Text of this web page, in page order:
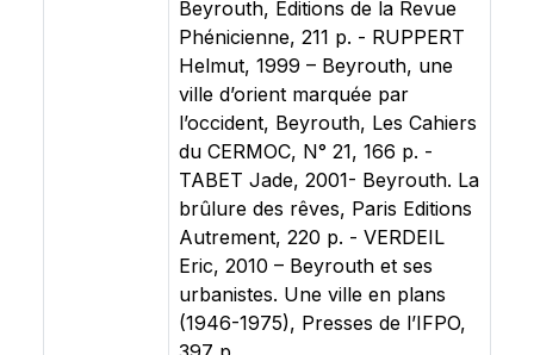
Beyrouth, Editions de la Revue
Phénicienne, 211 p. - RUPPERT
Helmut, 1999 – Beyrouth, une
ville d’orient marquée par
l’occident, Beyrouth, Les Cahiers
du CERMOC, N° 21, 166 p. -
TABET Jade, 2001- Beyrouth. La
brûlure des rêves, Paris Editions
Autrement, 220 p. - VERDEIL
Eric, 2010 – Beyrouth et ses
urbanistes. Une ville en plans
(1946-1975), Presses de l’IFPO,